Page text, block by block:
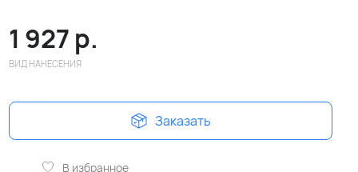
1 927 р.
ВИД НАНЕСЕНИЯ
Заказать
В избранное